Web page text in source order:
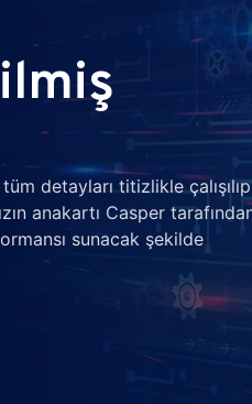
detayları titizlikle çalışılıp
anakartı Casper
sunacak şekilde